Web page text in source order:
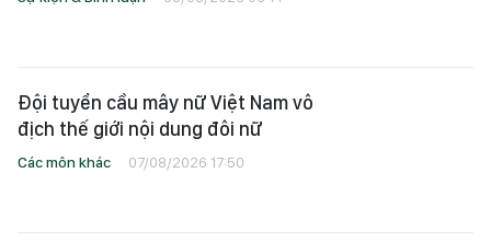
Đội tuyển cầu mây nữ Việt Nam vô
địch thế giới nội dung đôi nữ
Các môn khác 07/08/2026 17:50